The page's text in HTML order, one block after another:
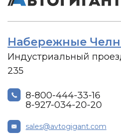
Набережные
Индустриальный
235
8-800-444-33-16
8-927-034-20-20
sales@avtogigant.com